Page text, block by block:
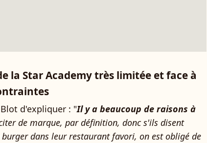
la Star Academy très limitée et face à
d'expliquer : "Il y a beaucoup de raisons à
de marque, par définition, donc s'ils disent
dans leur restaurant favori, on est obligé de